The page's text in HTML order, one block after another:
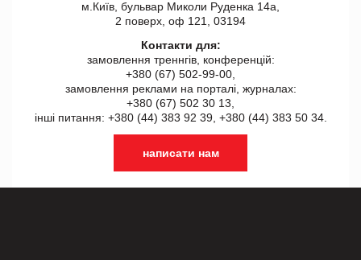
м.Київ, бульвар Миколи Руденка 14а,
2 поверх, оф 121, 03194
Контакти для:
замовлення треннгів, конференцій:
+380 (67) 502-99-00,
замовлення реклами на порталі, журналах:
+380 (67) 502 30 13,
інші питання: +380 (44) 383 92 39, +380 (44) 383 50 34.
написати нам